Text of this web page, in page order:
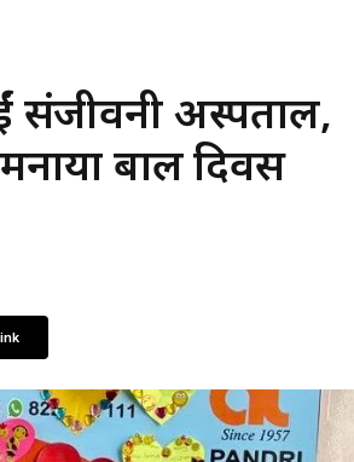
संजीवनी अस्पताल,
बाल दिवस